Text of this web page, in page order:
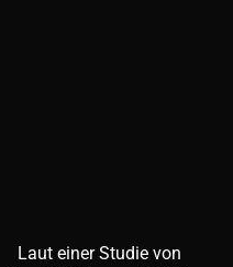
Laut einer Studie von